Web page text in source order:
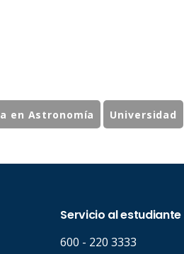
en Astronomía Universidad